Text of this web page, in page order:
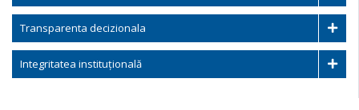
Transparenta decizionala
Integritatea instituțională